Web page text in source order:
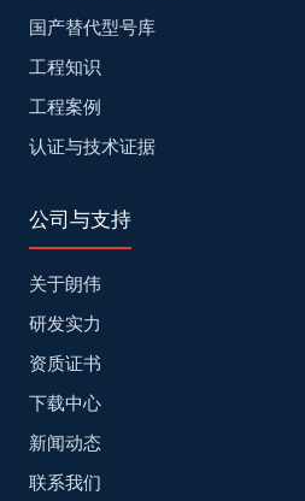
国产替代型号库
工程知识
工程案例
认证与技术证据
公司与支持
关于朗伟
研发实力
资质证书
下载中心
新闻动态
联系我们